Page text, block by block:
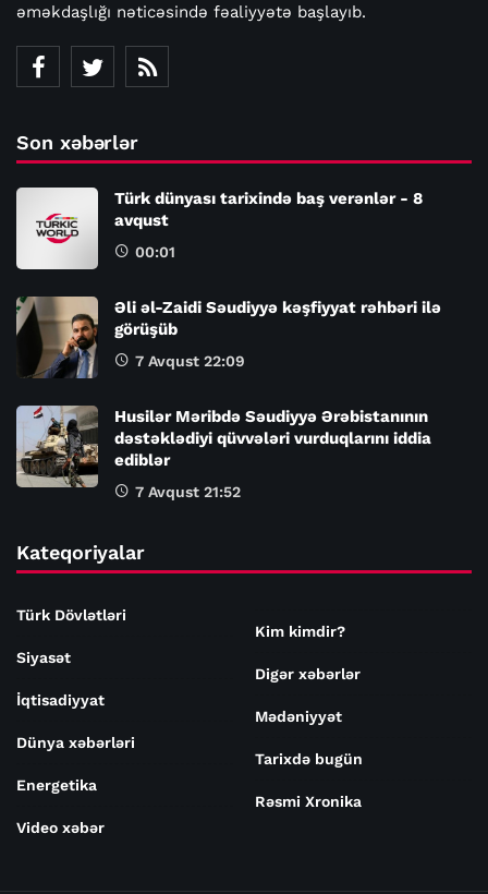
əməkdaşlığı nəticəsində fəaliyyətə başlayıb.
Son xəbərlər
Türk dünyası tarixində baş verənlər - 8
avqust
00:01
Əli əl-Zaidi Səudiyyə kəşfiyyat rəhbəri ilə
görüşüb
7 Avqust 22:09
Husilər Məribdə Səudiyyə Ərəbistanının
dəstəklədiyi qüvvələri vurduqlarını iddia
ediblər
7 Avqust 21:52
Kateqoriyalar
Türk Dövlətləri
Siyasət
İqtisadiyyat
Dünya xəbərləri
Energetika
Video xəbər
Kim kimdir?
Digər xəbərlər
Mədəniyyət
Tarixdə bugün
Rəsmi Xronika